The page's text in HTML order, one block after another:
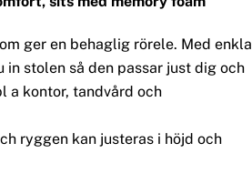
ger en behaglig rörele. Med enkla
stolen så den passar just dig och
a kontor, tandvård och
ryggen kan justeras i höjd och